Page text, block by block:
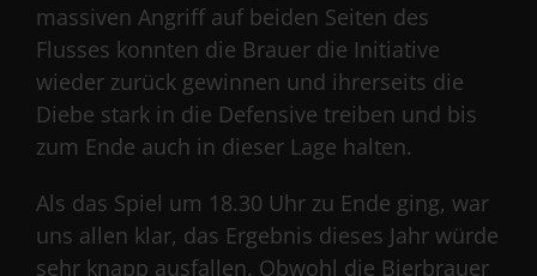
massiven Angriff auf beiden Seiten des
Flusses konnten die Brauer die Initiative
wieder zurück gewinnen und ihrerseits die
Diebe stark in die Defensive treiben und bis
zum Ende auch in dieser Lage halten.
Als das Spiel um 18.30 Uhr zu Ende ging, war
uns allen klar, das Ergebnis dieses Jahr würde
sehr knapp ausfallen. Obwohl die Bierbrauer